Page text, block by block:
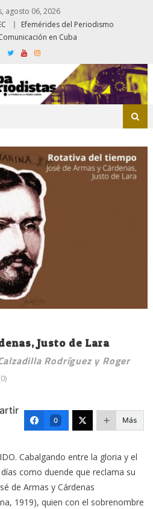
agosto 06, 2026
Efemérides del Periodismo
en Cuba
Justo de Lara
Rodríguez y Roger
0 Más
Cabalgando entre la gloria y el
como duende que reclama su
de Armas y Cárdenas
1919), quien con el sobrenombre